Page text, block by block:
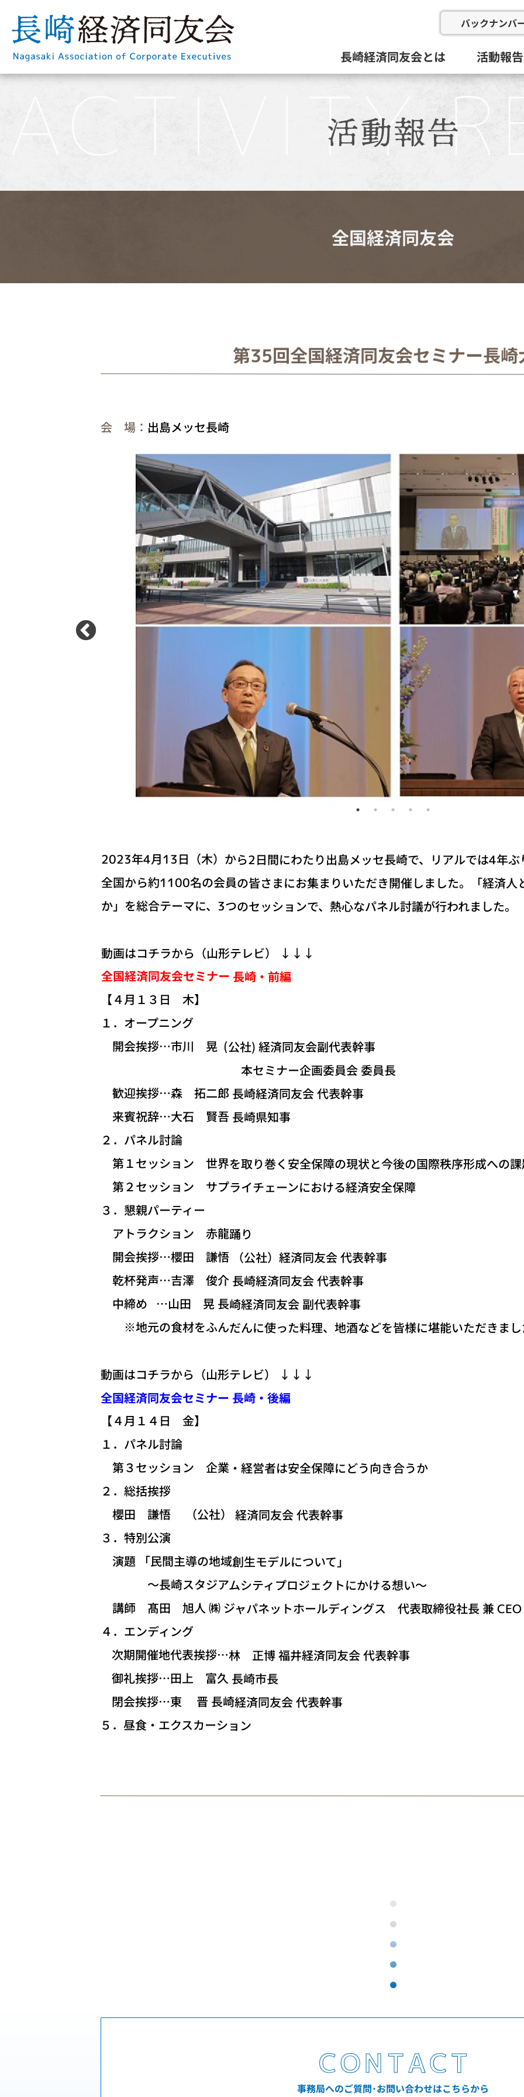
バックナンバ
長崎経済同友会とは 活動報告
全国経済同友会
第35回全国経済同友会セミナー長崎
会 場： 出島メッセ長崎
2023年4月13日（木）から2日間にわたり出島メッセ長崎で、リアルでは4年
全国から約1100名の会員の皆さまにお集まりいただき開催しました。「経済人
か」を総合テーマに、3つのセッションで、熱心なパネル討議が行われました。
動画はコチラから（山形テレビ） ↓↓↓
全国経済同友会セミナー 長崎・前編
【４月１３日 木】
１．オープニング
開会挨拶…市川 晃 (公社) 経済同友会副代表幹事
本セミナー企画委員会 委員長
歓迎挨拶…森 拓二郎 長崎経済同友会 代表幹事
来賓祝辞…大石 賢吾 長崎県知事
２．パネル討論
第１セッション 世界を取り巻く安全保障の現状と今後の国際秩序形成への
第２セッション サプライチェーンにおける経済安全保障
３．懇親パーティー
アトラクション 赤龍踊り
開会挨拶…櫻田 謙悟 （公社）経済同友会 代表幹事
乾杯発声…吉澤 俊介 長崎経済同友会 代表幹事
中締め …山田 晃 長崎経済同友会 副代表幹事
※地元の食材をふんだんに使った料理、地酒などを皆様に堪能いただきま
動画はコチラから（山形テレビ） ↓↓↓
全国経済同友会セミナー 長崎・後編
【４月１４日 金】
１．パネル討論
第３セッション 企業・経営者は安全保障にどう向き合うか
２．総括挨拶
櫻田 謙悟 （公社） 経済同友会 代表幹事
３．特別公演
演題 「民間主導の地域創生モデルについて」
～長崎スタジアムシティプロジェクトにかける想い～
講師 髙田 旭人 ㈱ ジャパネットホールディングス 代表取締役社長 兼 CEO
４．エンディング
次期開催地代表挨拶…林 正博 福井経済同友会 代表幹事
御礼挨拶…田上 富久 長崎市長
閉会挨拶…東 晋 長崎経済同友会 代表幹事
５．昼食・エクスカーション
事務局へのご質問･お問い合わせはこちらから